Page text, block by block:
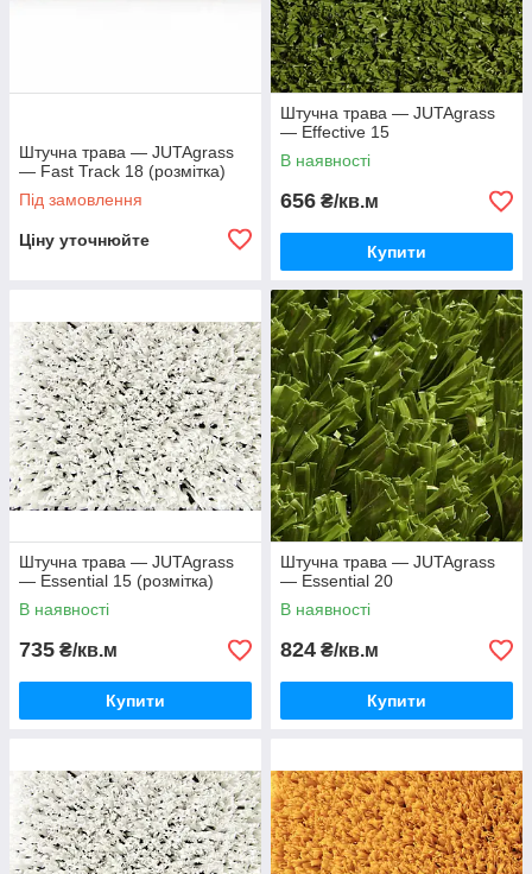
Штучна трава — JUTAgrass
— Fast Track 18 (розмітка)
Під замовлення
Ціну уточнюйте
Штучна трава — JUTAgrass
— Effective 15
В наявності
656 ₴/кв.м
Купити
Штучна трава — JUTAgrass
— Essential 15 (розмітка)
В наявності
735 ₴/кв.м
Купити
Штучна трава — JUTAgrass
— Essential 20
В наявності
824 ₴/кв.м
Купити